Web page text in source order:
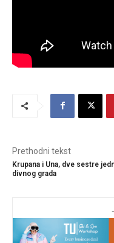
Prethodni tekst
Krupana i Una, dve sestre
divnog grada